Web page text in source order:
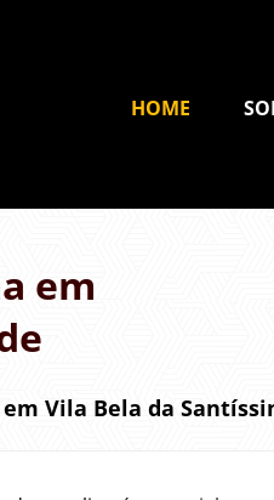
HOME
em
Vila Bela da